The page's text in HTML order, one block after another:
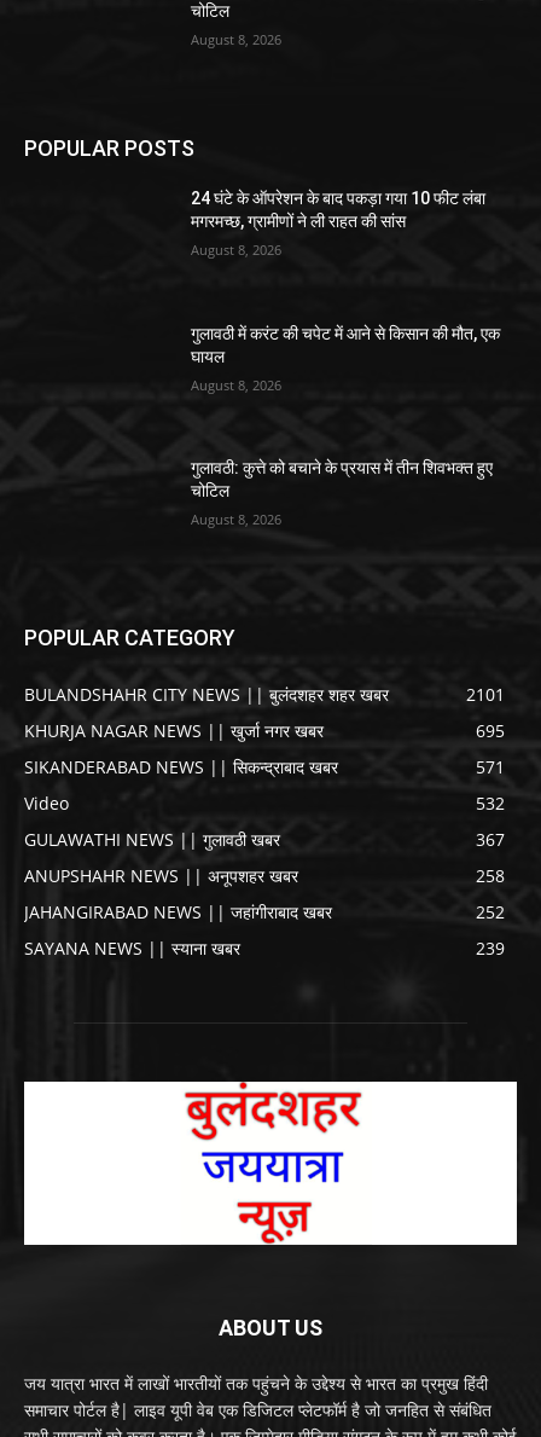
चोटिल
August 8, 2026
POPULAR POSTS
24 घंटे के ऑपरेशन के बाद पकड़ा गया 10 फीट लंबा
मगरमच्छ, ग्रामीणों ने ली राहत की सांस
August 8, 2026
गुलावठी में करंट की चपेट में आने से किसान की मौत, एक
घायल
August 8, 2026
गुलावठी: कुत्ते को बचाने के प्रयास में तीन शिवभक्त हुए
चोटिल
August 8, 2026
POPULAR CATEGORY
BULANDSHAHR CITY NEWS || बुलंदशहर शहर खबर
2101
KHURJA NAGAR NEWS || खुर्जा नगर खबर
695
SIKANDERABAD NEWS || सिकन्द्राबाद खबर
571
Video
532
GULAWATHI NEWS || गुलावठी खबर
367
ANUPSHAHR NEWS || अनूपशहर खबर
258
JAHANGIRABAD NEWS || जहांगीराबाद खबर
252
SAYANA NEWS || स्याना खबर
239
ABOUT US
जय यात्रा भारत में लाखों भारतीयों तक पहुंचने के उद्देश्य से भारत का प्रमुख हिंदी
समाचार पोर्टल है| लाइव यूपी वेब एक डिजिटल प्लेटफॉर्म है जो जनहित से संबंधित